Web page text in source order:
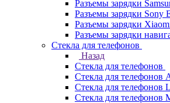
Разъемы зарядки
Разъемы зарядки Sony
Разъемы зарядки
Разъемы зарядки
Стекла для телефонов
Назад
Стекла для телефонов
Стекла для телефонов
Стекла для телефонов
Стекла для телефонов